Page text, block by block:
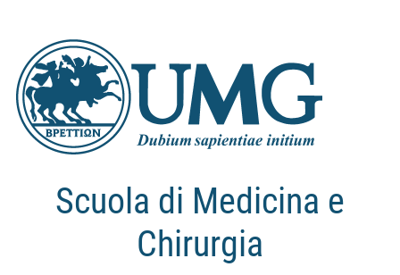
Scuola di Medicina e
Chirurgia